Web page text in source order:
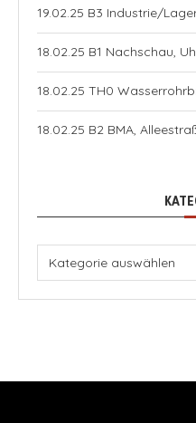
19.02.25 B3 Industrie/
18.02.25 B1 Nachschau,
18.02.25 TH0
18.02.25 B2 BMA,